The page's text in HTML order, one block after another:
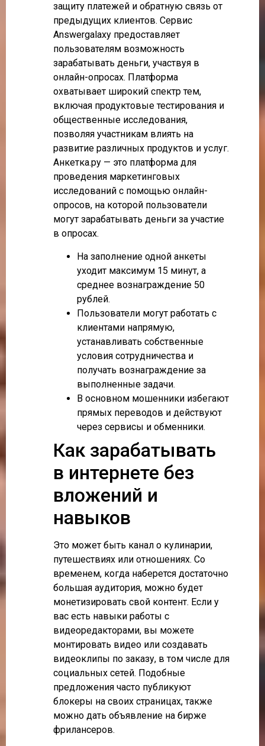
защиту платежей и обратную связь от
предыдущих клиентов. Сервис
Answergalaxy предоставляет
пользователям возможность
зарабатывать деньги, участвуя в
онлайн-опросах. Платформа
охватывает широкий спектр тем,
включая продуктовые тестирования и
общественные исследования,
позволяя участникам влиять на
развитие различных продуктов и услуг.
Анкетка.ру — это платформа для
проведения маркетинговых
исследований с помощью онлайн-
опросов, на которой пользователи
могут зарабатывать деньги за участие
в опросах.
На заполнение одной анкеты
уходит максимум 15 минут, а
среднее вознаграждение 50
рублей.
Пользователи могут работать с
клиентами напрямую,
устанавливать собственные
условия сотрудничества и
получать вознаграждение за
выполненные задачи.
В основном мошенники избегают
прямых переводов и действуют
через сервисы и обменники.
Как зарабатывать
в интернете без
вложений и
навыков
Это может быть канал о кулинарии,
путешествиях или отношениях. Со
временем, когда наберется достаточно
большая аудитория, можно будет
монетизировать свой контент. Если у
вас есть навыки работы с
видеоредакторами, вы можете
монтировать видео или создавать
видеоклипы по заказу, в том числе для
социальных сетей. Подобные
предложения часто публикуют
блокеры на своих страницах, также
можно дать объявление на бирже
фрилансеров.